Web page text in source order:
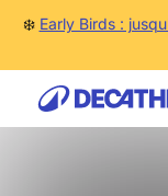
❄️ Early Birds :